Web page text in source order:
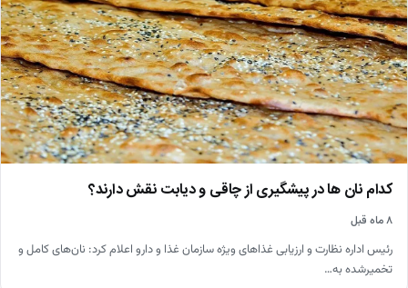
کدام نان ها در پیشگیری از چاقی و دیابت نقش دارند؟
۸ ماه قبل
رئیس اداره نظارت و ارزیابی غذاهای ویژه سازمان غذا و دارو اعلام کرد: نان‌های کامل و
تخمیرشده به…